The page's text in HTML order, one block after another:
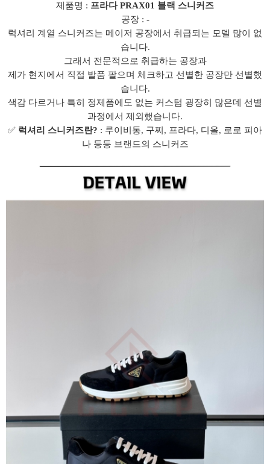
제품명 : 프라다 PRAX01 블랙 스니커즈
공장 : -
럭셔리 계열 스니커즈는 메이저 공장에서 취급되는 모델 많이 없
습니다.
그래서 전문적으로 취급하는 공장과
제가 현지에서 직접 발품 팔으며 체크하고 선별한 공장만 선별했
습니다.
색감 다르거나 특히 정제품에도 없는 커스텀 굉장히 많은데 선별
과정에서 제외했습니다.
✅ 럭셔리 스니커즈란? : 루이비통, 구찌, 프라다, 디올, 로로 피아
나 등등 브랜드의 스니커즈